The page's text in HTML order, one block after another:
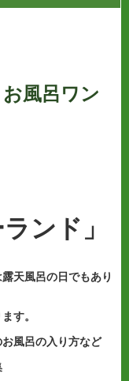
風呂ワン
ランド 」
天風呂の日でもあり
す。
風呂の入り方など